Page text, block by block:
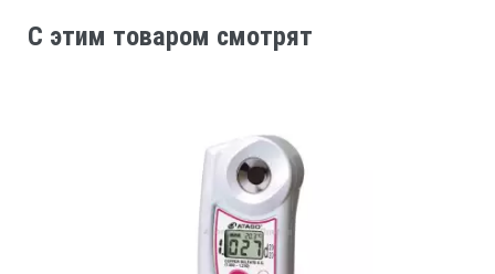
C этим товаром смотрят